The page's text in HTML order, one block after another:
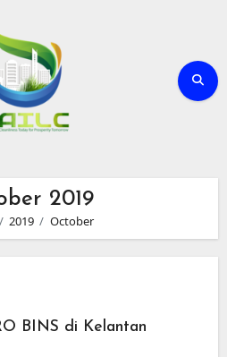
2019
2019 October
BINS di Kelantan